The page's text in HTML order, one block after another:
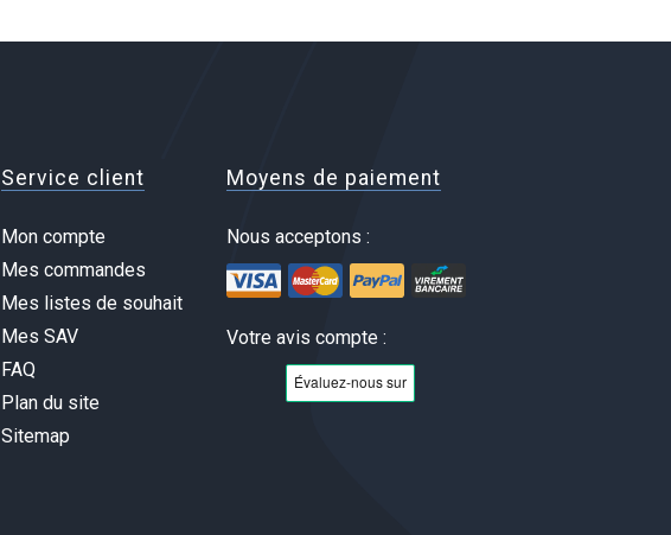
Service client
Mon compte
Mes commandes
Mes listes de souhait
Mes SAV
FAQ
Plan du site
Sitemap
Moyens de paiement
Nous acceptons :
Votre avis compte :